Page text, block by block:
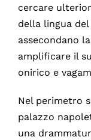
cercare
della lingua
assecondano
amplificare il
onirico e
Nel perimetro
palazzo
una